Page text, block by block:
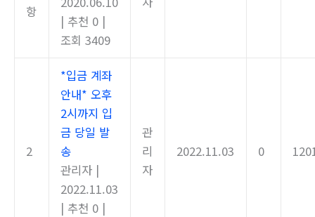
항
| 추천 0 |
조회 3409
2
*입금 계좌
안내* 오후
2시까지 입
금 당일 발
송
관리자 |
2022.11.03
| 추천 0 |
관
리
자
2022.11.03 0